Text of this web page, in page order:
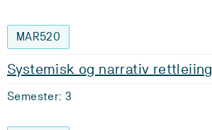
MAR520
Systemisk og narrativ rettleiing
Semester: 3